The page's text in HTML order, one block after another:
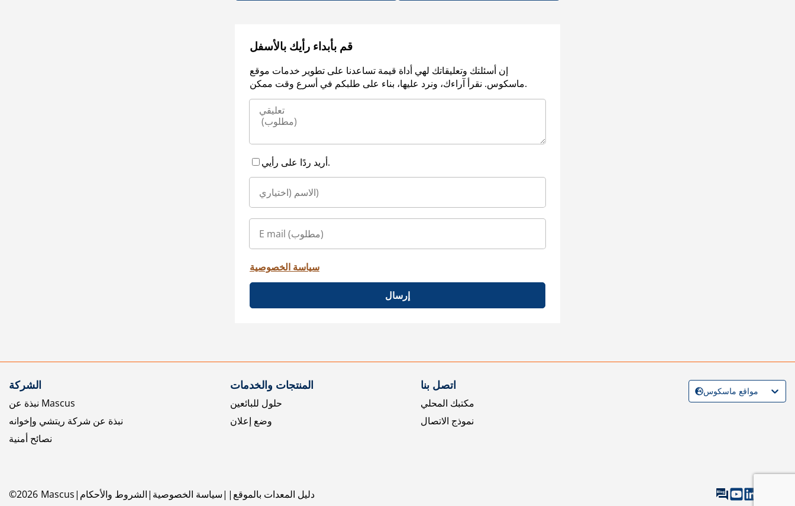
قم بأبداء رأيك بالأسفل
إن أسئلتك وتعليقاتك لهي أداة قيمة تساعدنا على تطوير خدمات موقع
ماسكوس. نقرأ آراءك، ونرد عليها، بناء على طلبكم في أسرع وقت ممكن.
أريد ردًا على رأيي.
سياسة الخصوصية
إرسال
الشركة
نبذة عن Mascus
نبذة عن شركة ريتشي وإخوانه
نصائح أمنية
المنتجات والخدمات
حلول للبائعين
وضع إعلان
اتصل بنا
مكتبك المحلي
نموذج الاتصال
©2026 Mascus الشروط والأحكام سياسة الخصوصية دليل المعدات بالموقع
مواقع ماسكوس